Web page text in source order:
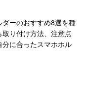
ーのおすすめ8選を種
り付け方法、注意点
に合ったスマホホル